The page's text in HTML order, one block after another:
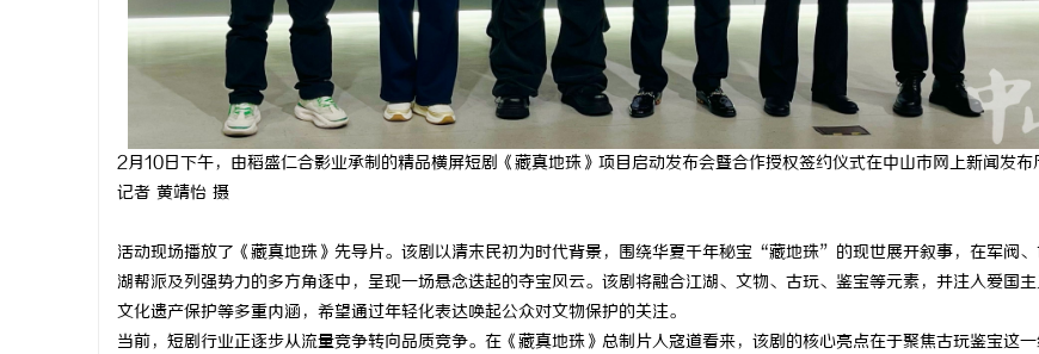
2月10日下午，由稻盛仁合影业承制的精品横屏短剧《藏真地珠》项目启动发布会暨合作授权签约仪式在中山市网上新闻发布
记者 黄靖怡 摄
活动现场播放了《藏真地珠》先导片。该剧以清末民初为时代背景，围绕华夏千年秘宝“藏地珠”的现世展开叙事，在军阀
湖帮派及列强势力的多方角逐中，呈现一场悬念迭起的夺宝风云。该剧将融合江湖、文物、古玩、鉴宝等元素，并注入爱国
文化遗产保护等多重内涵，希望通过年轻化表达唤起公众对文物保护的关注。
当前，短剧行业正逐步从流量竞争转向品质竞争。在《藏真地珠》总制片人寇道看来，该剧的核心亮点在于聚焦古玩鉴宝这
ai却天天给他免费派单？